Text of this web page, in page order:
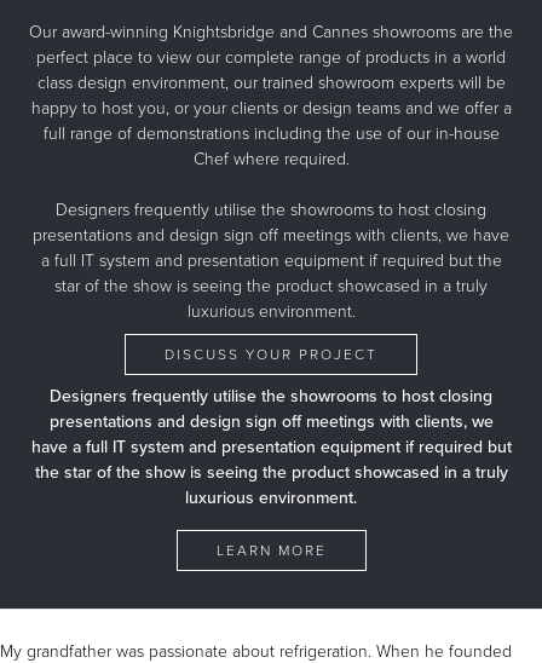
Inspiration et planification
Nouvelles
Recettes
Téléchargements
Événements Maîtrisez votre loup
Recettes
Mon compte
Hospitalité
Property Developers
Yachts
Portail des partenaires
EXPLORE
Our award-winning Knightsbridge and Cannes showrooms are the
perfect place to view our complete range of products in a world
class design environment, our trained showroom experts will be
happy to host you, or your clients or design teams and we offer a
full range of demonstrations including the use of our in-house
Chef where required.
Designers frequently utilise the showrooms to host closing
presentations and design sign off meetings with clients, we have
a full IT system and presentation equipment if required but the
star of the show is seeing the product showcased in a truly
luxurious environment.
DISCUSS YOUR PROJECT
Designers frequently utilise the showrooms to host closing
presentations and design sign off meetings with clients, we
have a full IT system and presentation equipment if required but
the star of the show is seeing the product showcased in a truly
luxurious environment.
LEARN MORE
My grandfather was passionate about refrigeration. When he founded